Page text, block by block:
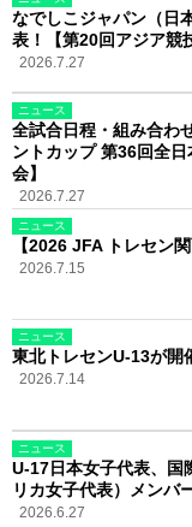
なでしこジャパン（日
表！【第20回アジア競
2026.7.27
ニュース
全試合日程・組み合わ
ントカップ 第36回全
会】
2026.7.27
ニュース
【2026 JFA トレセン
2026.7.15
ニュース
東北トレセンU-13が開
2026.7.14
ニュース
U-17日本女子代表、国
リカ女子代表）メンバ
2026.6.27